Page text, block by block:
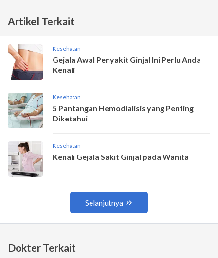
Dokter Terkait